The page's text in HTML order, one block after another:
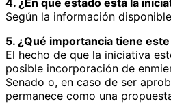
Según la información
5. ¿Qué importancia tiene
El hecho de que la iniciativa
posible incorporación de
Senado o, en caso de ser
permanece como una